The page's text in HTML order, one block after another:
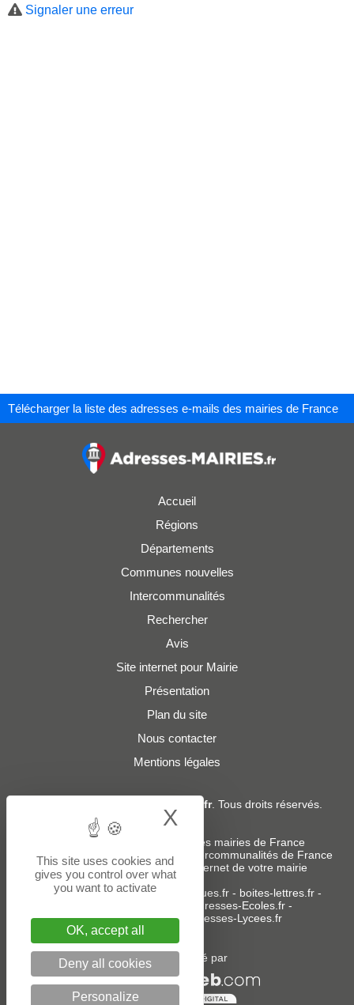
Signaler une erreur
Télécharger la liste des adresses e-mails des mairies de France
Accueil
Régions
Départements
Communes nouvelles
Intercommunalités
Rechercher
Avis
Site internet pour Mairie
Présentation
Plan du site
Nous contacter
Mentions légales
Adresses-Mairies.fr. Tous droits réservés.
Services :
Liste des adresses e-mails des mairies de France
Liste des adresses e-mails des intercommunalités de France
-Création ou refonte du site internet de votre mairie
Sites partenaires:donneespubliques.fr- boites-lettres.fr-
Adresses-Ecoles.fr -
Adresses-Colleges.fr- Adresses-Lycees.fr
Un service édité par
This site uses cookies and
gives you control over what
you want to activate
OK, accept all
Deny all cookies
Personalize
X